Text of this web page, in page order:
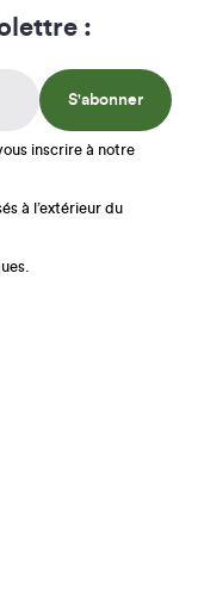
:
S'abonner
inscrire à notre
à l’extérieur du